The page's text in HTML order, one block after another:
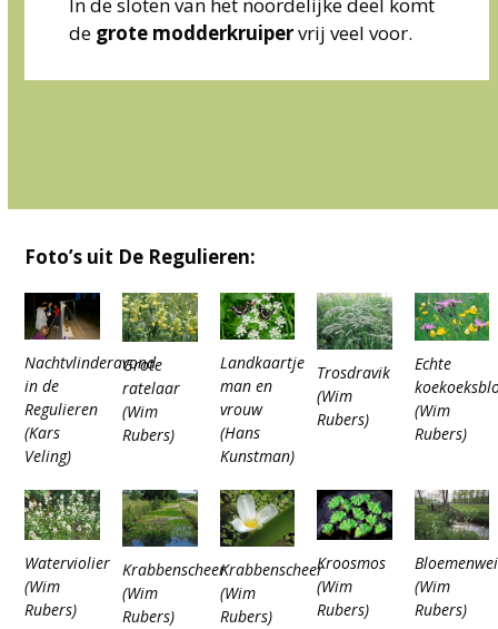
de grote modderkruipervrij veel voor.
Foto’s uit De Regulieren:
Nachtvlinderavond
in de
Regulieren
(Kars
Veling)
Grote
ratelaar
(Wim
Rubers)
Landkaartje
man en
vrouw
(Hans
Kunstman)
Trosdravik
(Wim
Rubers)
Echte
(Wim
Rubers)
Waterviolier
(Wim
Rubers)
Krabbenscheer
(Wim
Rubers)
Krabbenscheer
(Wim
Rubers)
Kroosmos
(Wim
Rubers)
Bloemenwei
(Wim
Rubers)